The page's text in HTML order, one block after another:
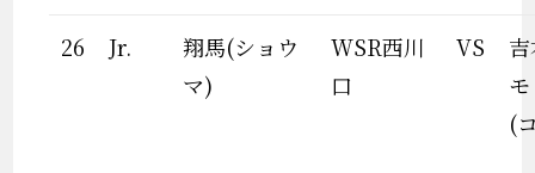
26 Jr.
翔馬(ショウ
マ)
WSR西川
口
VS
(